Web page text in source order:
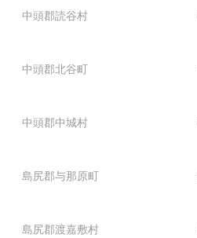
中頭郡読谷村
中頭郡北谷町
中頭郡中城村
島尻郡与那原町
島尻郡渡嘉敷村